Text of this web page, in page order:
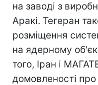
на заводі з
Аракі. Тегеран
розміщення
на ядерному
того, Іран і
домовленості